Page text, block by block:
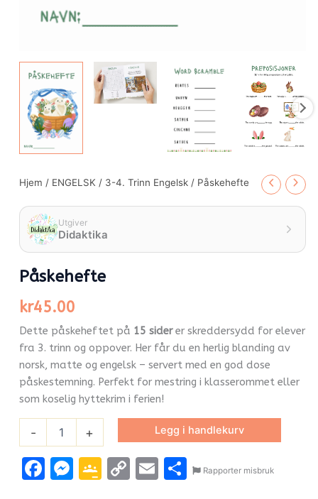
Hjem / ENGELSK / 3-4. Trinn Engelsk / Påskehefte
Utgiver
Didaktika
Påskehefte
kr45.00
Dette påskeheftet på 15 siderer skreddersydd for elever
fra 3. trinn og oppover. Her får du en herlig blanding av
norsk, matte og engelsk – servert med en god dose
påskestemning. Perfekt for mestring i klasserommet eller
som koselig hyttekrim i ferien!
- + Legg i handlekurv
Facebook
Messenger
Google
CopyEmailShare
Rapporter misbruk